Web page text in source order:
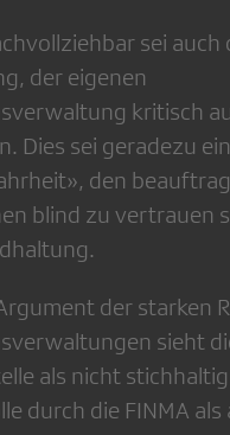
sei auch
der eigenen
kritisch
Dies sei geradezu
den
blind zu vertrauen
der starken
sieht
als nicht
durch die FINMA als